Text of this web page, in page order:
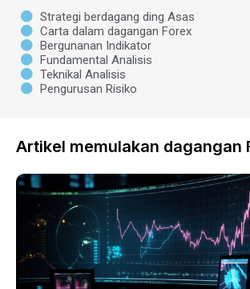
Strategi berdagang ding Asas
Carta dalam dagangan Forex
Bergunanan Indikator
Fundamental Analisis
Teknikal Analisis
Pengurusan Risiko
Artikel memulakan dagangan